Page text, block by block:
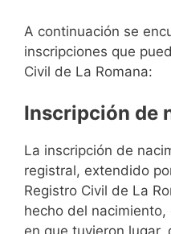
A continuación se
inscripciones que
Civil de La Romana:
Inscripción de
La inscripción de
registral, extendido
Registro Civil de La
hecho del